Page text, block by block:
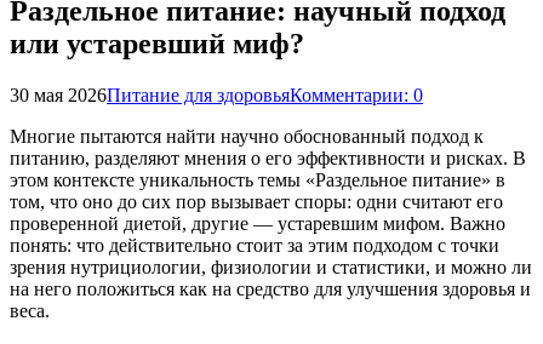
Раздельное питание: научный подход
или устаревший миф?
30 мая 2026Питание для здоровьяКомментарии: 0
Многие пытаются найти научно обоснованный подход к
питанию, разделяют мнения о его эффективности и рисках. В
этом контексте уникальность темы «Раздельное питание» в
том, что оно до сих пор вызывает споры: одни считают его
проверенной диетой, другие — устаревшим мифом. Важно
понять: что действительно стоит за этим подходом с точки
зрения нутрициологии, физиологии и статистики, и можно ли
на него положиться как на средство для улучшения здоровья и
веса.